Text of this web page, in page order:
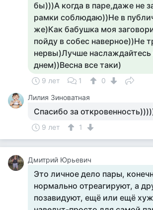
бы)))А когда в паре,даже не
рамки соблюдаю))Не в
же)Как бабушка моя
пойду в собес наверное))Не
нервы)Лучше
днем))Весна все таки)
9 лет 1
0
Лилия Зиноватная
Спасибо за
9 лет 1
Дмитрий Юрьевич
Это личное дело пары,
нормально отреагируют, а
позавидуют, ещё или ещё